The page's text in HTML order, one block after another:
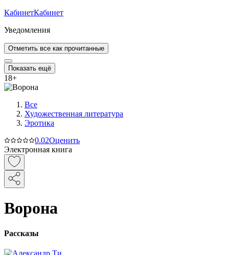
КабинетКабинет
Уведомления
Отметить все как прочитанные
Показать ещё
18+
Все
Художественная литература
Эротика
0.02Оценить
Электронная книга
Ворона
Рассказы